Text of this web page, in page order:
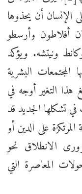
الإنسان أن يحذوها
أفلاطون وأرسطو
ونيتشه. ويؤكد
البشرية
هذا التغير أوجه في
تشكلها الجديد قد
على الدين أو
الانطلاق نحو
المعاصرة التي